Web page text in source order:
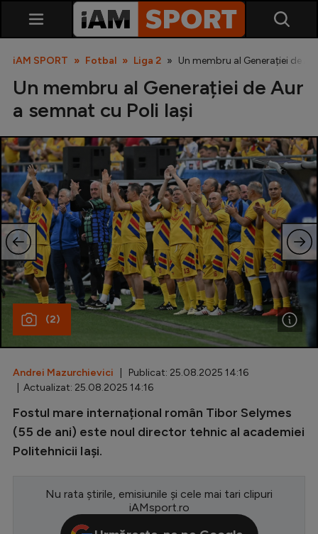
SuperLiga
Liga 2
Cupa României
Echipa Națională
U21
Fotbal feminin
Diverse
Inedit
Clasamente
Champions League
Europa League
iAM SPORT Fotbal Liga 2 Un membru al Generației de
Un membru al Generației de Aur
a semnat cu Poli Iași
(2)
Andrei Mazurchievici | Publicat: 25.08.2025 14:16
| Actualizat: 25.08.2025 14:16
Fostul mare internațional român Tibor Selymes
(55 de ani) este noul director tehnic al academiei
Politehnicii Iași.
Nu rata știrile, emisiunile și cele mai tari clipuri
iAMsport.ro